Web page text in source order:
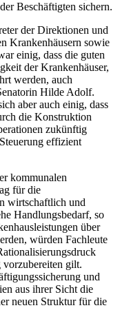
Beschäftigten sichern.
der Direktionen und
Krankenhäusern sowie
einig, dass die guten
der Krankenhäuser,
werden, auch
Hilde Adolf.
aber auch einig, dass
die Konstruktion
zukünftig
effizient
kommunalen
für die
wirtschaftlich und
Handlungsbedarf, so
über
würden Fachleute
vorzubereiten gilt.
und
aus ihrer Sicht die
neuen Struktur für die